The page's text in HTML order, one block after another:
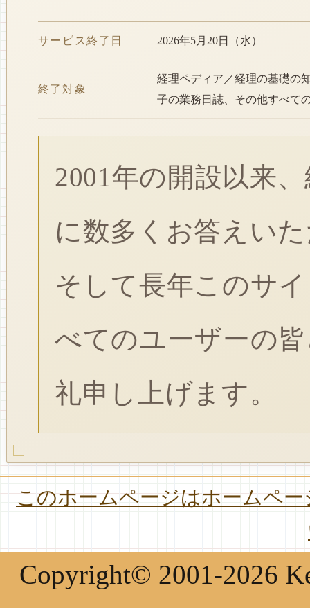
サービス終了日 2026年5月20日（水）
終了対象
経理ペディア／経理の基礎の
子の業務日誌、その他すべて
2001年の開設以来
に数多くお答えい
そして長年このサ
べてのユーザーの
礼申し上げます。
このホームページはホームペ
Copyright© 2001-2026